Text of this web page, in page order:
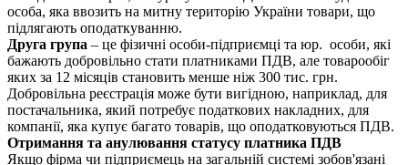
особа, яка ввозить на митну територію України товари, що
підлягають оподаткуванню.
Друга група – це фізичні особи-підприємці та юр. особи, які
бажають добровільно стати платниками ПДВ, але товарообіг
яких за 12 місяців становить менше ніж 300 тис. грн.
Добровільна реєстрація може бути вигідною, наприклад, для
постачальника, який потребує податкових накладних, для
компанії, яка купує багато товарів, що оподатковуються ПДВ.
Отримання та анулювання статусу платника ПДВ
Якщо фірма чи підприємець на загальній системі зобов'язані